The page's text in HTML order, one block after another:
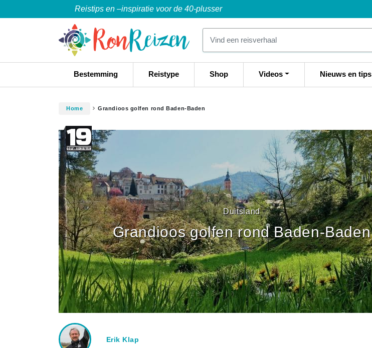
Reistips en –inspiratie voor de 40-plusser
Bestemming Reistype Shop Videos Nieuws en tips
Home Grandioos golfen rond Baden-Baden
Duitsland
Grandioos golfen rond Baden-Baden
Erik Klap